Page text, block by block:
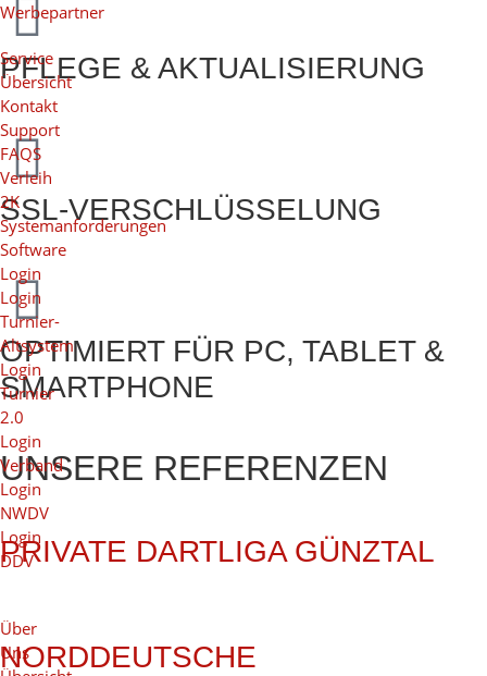
Werbepartner
Service
Übersicht
Kontakt
Support
FAQS
Verleih
2K
Systemanforderungen
Software
Login
Login
Turnier-
Altsystem
Login
Turnier
2.0
Login
Verband
Login
NWDV
Login
DDV
Über
Uns
PFLEGE & AKTUALISIERUNG
SSL-VERSCHLÜSSELUNG
OPTIMIERT FÜR PC, TABLET &
SMARTPHONE
UNSERE REFERENZEN
PRIVATE DARTLIGA GÜNZTAL
NORDDEUTSCHE